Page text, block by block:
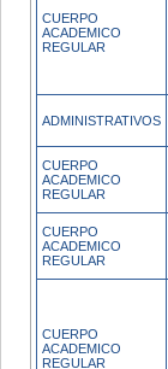
CUERPO
ACADEMICO
REGULAR
ADMINISTRATIVOS
CUERPO
ACADEMICO
REGULAR
CUERPO
ACADEMICO
REGULAR
CUERPO
ACADEMICO
REGULAR